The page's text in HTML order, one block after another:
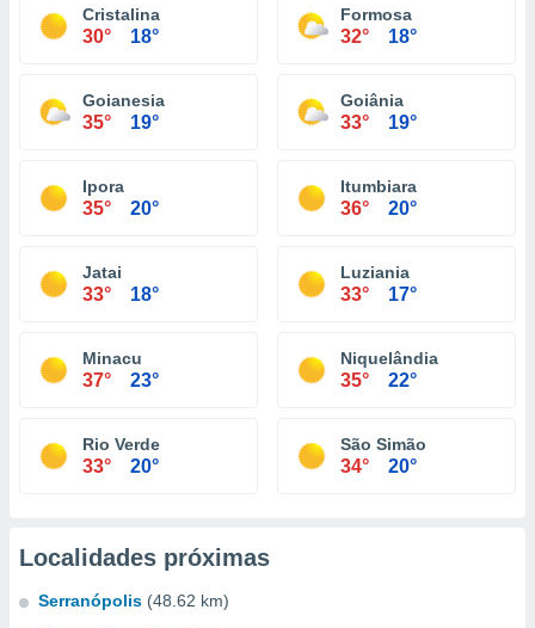
Cristalina
30° 18°
Formosa
32° 18°
Goianesia
35° 19°
Goiânia
33° 19°
Ipora
35° 20°
Itumbiara
36° 20°
Jatai
33° 18°
Luziania
33° 17°
Minacu
37° 23°
Niquelândia
35° 22°
Rio Verde
33° 20°
São Simão
34° 20°
Localidades próximas
Serranópolis (48.62 km)